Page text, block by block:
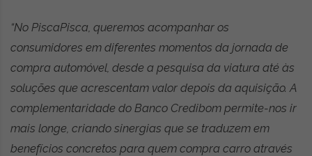
“No PiscaPisca, queremos acompanhar os
consumidores em diferentes momentos da jornada de
compra automóvel, desde a pesquisa da viatura até às
soluções que acrescentam valor depois da aquisição. A
complementaridade do Banco Credibom permite-nos ir
mais longe, criando sinergias que se traduzem em
benefícios concretos para quem compra carro através